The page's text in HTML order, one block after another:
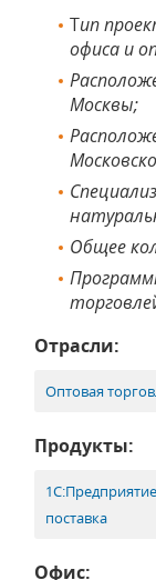
Тип
офиса и
Москвы;
Общее
торговле
Отрасли:
Оптовая
Продукты:
поставка
Офис: